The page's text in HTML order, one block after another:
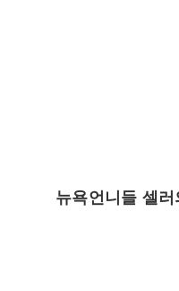
뉴욕언니들 셀